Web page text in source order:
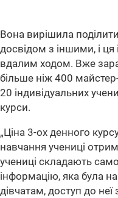
Вона вирішила
досвідом з іншими, і ця
вдалим ходом. Вже
більше ніж 400
20 індивідуальних
курси.
„Ціна 3-ох денного
навчання учениці
учениці складають
інформацію, яка була на
дівчатам, доступ до